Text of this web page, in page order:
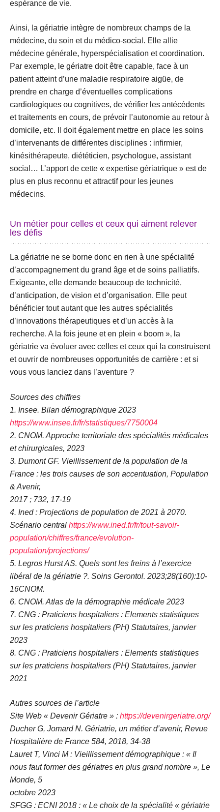
espérance de vie.
Ainsi, la gériatrie intègre de nombreux champs de la
médecine, du soin et du médico-social. Elle allie
médecine générale, hyperspécialisation et coordination.
Par exemple, le gériatre doit être capable, face à un
patient atteint d’une maladie respiratoire aigüe, de
prendre en charge d’éventuelles complications
cardiologiques ou cognitives, de vérifier les antécédents
et traitements en cours, de prévoir l’autonomie au retour à
domicile, etc. Il doit également mettre en place les soins
d’intervenants de différentes disciplines : infirmier,
kinésithérapeute, diététicien, psychologue, assistant
social… L’apport de cette « expertise gériatrique » est de
plus en plus reconnu et attractif pour les jeunes
médecins.
Un métier pour celles et ceux qui aiment relever
les défis
La gériatrie ne se borne donc en rien à une spécialité
d’accompagnement du grand âge et de soins palliatifs.
Exigeante, elle demande beaucoup de technicité,
d’anticipation, de vision et d’organisation. Elle peut
bénéficier tout autant que les autres spécialités
d’innovations thérapeutiques et d’un accès à la
recherche. A la fois jeune et en plein « boom », la
gériatrie va évoluer avec celles et ceux qui la construisent
et ouvrir de nombreuses opportunités de carrière : et si
vous vous lanciez dans l’aventure ?
Sources des chiffres
1. Insee. Bilan démographique 2023
https://www.insee.fr/fr/statistiques/7750004
2. CNOM. Approche territoriale des spécialités médicales
et chirurgicales, 2023
3. Dumont GF. Vieillissement de la population de la
France : les trois causes de son accentuation, Population
& Avenir,
2017 ; 732, 17-19
4. Ined : Projections de population de 2021 à 2070.
Scénario central https://www.ined.fr/fr/tout-savoir-
population/chiffres/france/evolution-
population/projections/
5. Legros Hurst AS. Quels sont les freins à l’exercice
libéral de la gériatrie ?. Soins Gerontol. 2023;28(160):10-
16CNOM.
6. CNOM. Atlas de la démographie médicale 2023
7. CNG : Praticiens hospitaliers : Elements statistiques
sur les praticiens hospitaliers (PH) Statutaires, janvier
2023
8. CNG : Praticiens hospitaliers : Elements statistiques
sur les praticiens hospitaliers (PH) Statutaires, janvier
2021
Autres sources de l’article
Site Web « Devenir Gériatre » : https://devenirgeriatre.org/
Ducher G, Jomard N. Gériatrie, un métier d’avenir, Revue
Hospitalière de France 584, 2018, 34-38
Lauret T, Vinci M : Vieillissement démographique : « Il
nous faut former des gériatres en plus grand nombre », Le
Monde, 5
octobre 2023
SFGG : ECNI 2018 : « Le choix de la spécialité « gériatrie